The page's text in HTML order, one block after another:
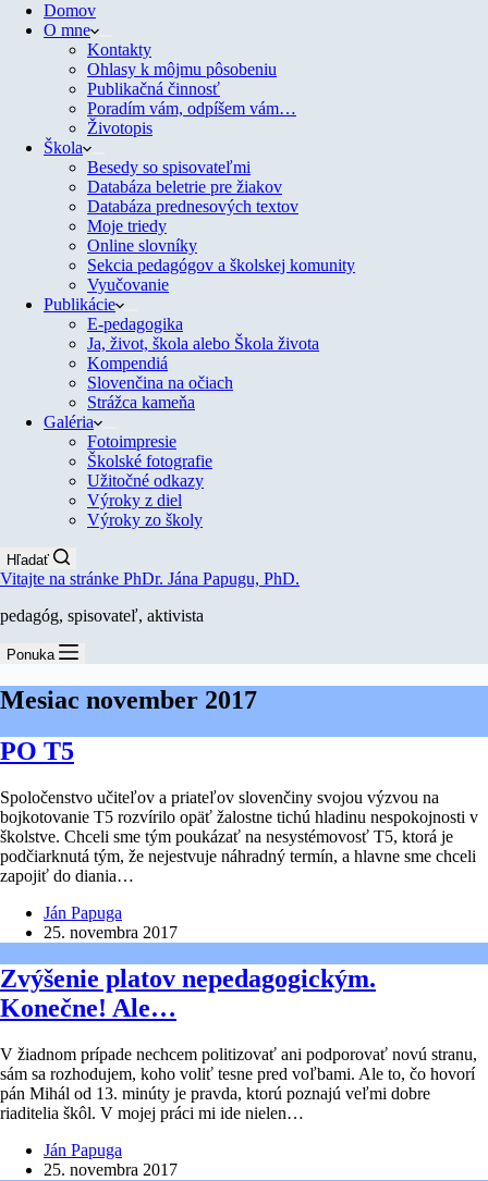
Domov
O mne
Kontakty
Ohlasy k môjmu pôsobeniu
Publikačná činnosť
Poradím vám, odpíšem vám…
Životopis
Škola
Besedy so spisovateľmi
Databáza beletrie pre žiakov
Databáza prednesových textov
Moje triedy
Online slovníky
Sekcia pedagógov a školskej komunity
Vyučovanie
Publikácie
E-pedagogika
Ja, život, škola alebo Škola života
Kompendiá
Slovenčina na očiach
Strážca kameňa
Galéria
Fotoimpresie
Školské fotografie
Užitočné odkazy
Výroky z diel
Výroky zo školy
Hľadať
Vitajte na stránke PhDr. Jána Papugu, PhD.
pedagóg, spisovateľ, aktivista
Ponuka
Mesiac november 2017
PO T5
Spoločenstvo učiteľov a priateľov slovenčiny svojou výzvou na
bojkotovanie T5 rozvírilo opäť žalostne tichú hladinu nespokojnosti v
školstve. Chceli sme tým poukázať na nesystémovosť T5, ktorá je
podčiarknutá tým, že nejestvuje náhradný termín, a hlavne sme chceli
zapojiť do diania…
Ján Papuga
25. novembra 2017
Zvýšenie platov nepedagogickým.
Konečne! Ale…
V žiadnom prípade nechcem politizovať ani podporovať novú stranu,
sám sa rozhodujem, koho voliť tesne pred voľbami. Ale to, čo hovorí
pán Mihál od 13. minúty je pravda, ktorú poznajú veľmi dobre
riaditelia škôl. V mojej práci mi ide nielen…
Ján Papuga
25. novembra 2017